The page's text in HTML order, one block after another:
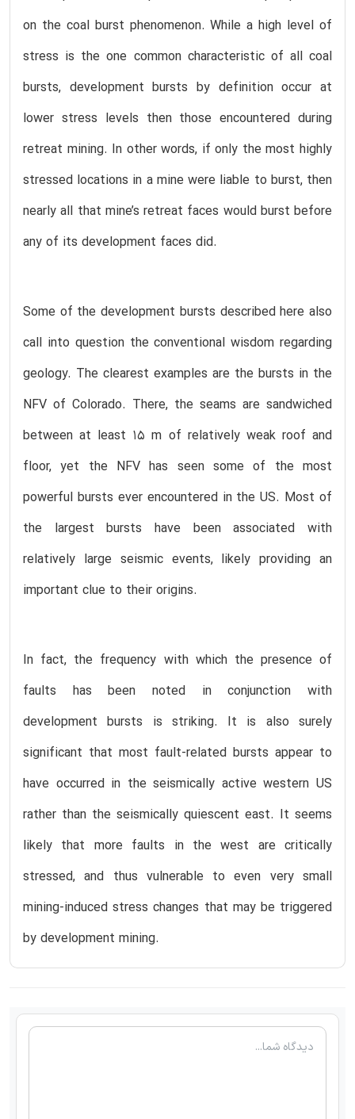
on the coal burst phenomenon. While a high level of
stress is the one common characteristic of all coal
bursts, development bursts by definition occur at
lower stress levels then those encountered during
retreat mining. In other words, if only the most highly
stressed locations in a mine were liable to burst, then
nearly all that mine’s retreat faces would burst before
any of its development faces did.
Some of the development bursts described here also
call into question the conventional wisdom regarding
geology. The clearest examples are the bursts in the
NFV of Colorado. There, the seams are sandwiched
between at least 15 m of relatively weak roof and
floor, yet the NFV has seen some of the most
powerful bursts ever encountered in the US. Most of
the largest bursts have been associated with
relatively large seismic events, likely providing an
important clue to their origins.
In fact, the frequency with which the presence of
faults has been noted in conjunction with
development bursts is striking. It is also surely
significant that most fault-related bursts appear to
have occurred in the seismically active western US
rather than the seismically quiescent east. It seems
likely that more faults in the west are critically
stressed, and thus vulnerable to even very small
mining-induced stress changes that may be triggered
by development mining.